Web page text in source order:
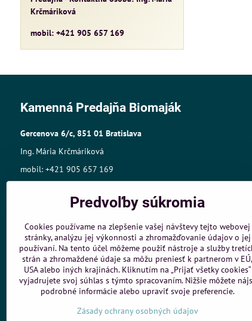
Krčmáriková
mobil: +421 905 657 169
Kamenná Predajňa Biomaják
Gercenova 6/c, 851 01 Bratislava
Ing. Mária Krčmáriková
mobil: +421 905 657 169
Sídlo: A.Gwerkovej 19, 851 04 Bratislava
IČO: 33768609,
IČ DPH:SK1025421980
Živnost.register č.:105-10848
Objednávky
Stav objednávky
Predvoľby súkromia
Cookies používame na zlepšenie vašej návštevy tejto webovej
stránky, analýzu jej výkonnosti a zhromažďovanie údajov o jej
používaní. Na tento účel môžeme použiť nástroje a služby
strán a zhromaždené údaje sa môžu preniesť k partnerom v EÚ,
USA alebo iných krajinách. Kliknutím na „Prijať všetky cookies“
vyjadrujete svoj súhlas s týmto spracovaním. Nižšie môžete
podrobné informácie alebo upraviť svoje preferencie.
Zásady ochrany osobných údajov